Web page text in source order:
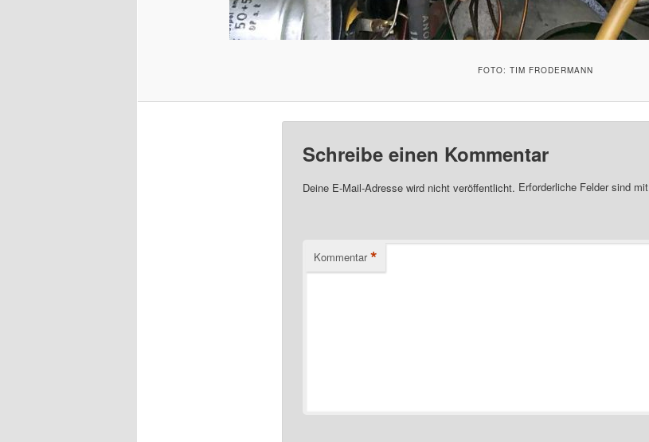
FOTO: TIM FRODERMANN
Schreibe einen Kommentar
Deine E-Mail-Adresse wird nicht veröffentlicht. Erforderliche Felder sind mit
Kommentar *